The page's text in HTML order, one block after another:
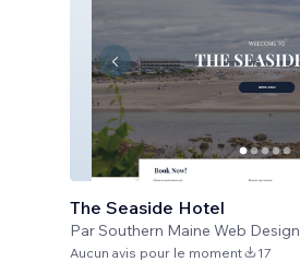
The Seaside Hotel
ParSouthern Maine Web Design
Aucun avis pour le moment 17